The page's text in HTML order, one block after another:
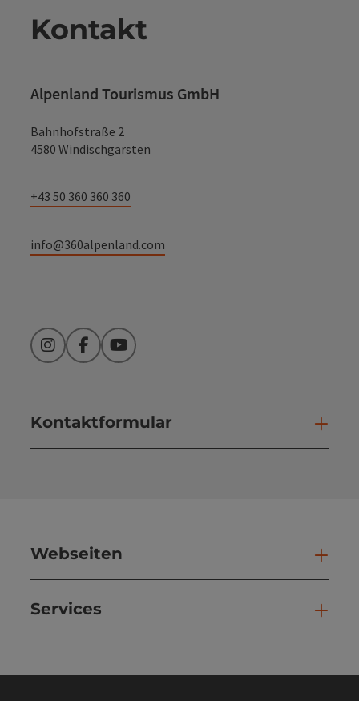
Kontakt
Alpenland Tourismus GmbH
Bahnhofstraße 2
4580 Windischgarsten
+43 50 360 360 360
info@360alpenland.com
InstagramFacebookYouTube
Kontaktformular
Webseiten
Services